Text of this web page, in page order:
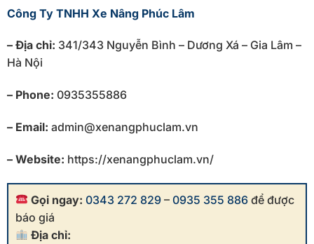
Công Ty TNHH Xe Nâng Phúc Lâm
– Địa chỉ: 341/343 Nguyễn Bình – Dương Xá – Gia Lâm –
Hà Nội
– Phone: 0935355886
– Email: admin@xenangphuclam.vn
– Website: https://xenangphuclam.vn/
Gọi ngay: 0343 272 829 –0935 355 886 để được
báo giá
Địa chỉ: